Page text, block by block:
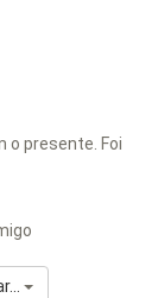
o presente. Foi